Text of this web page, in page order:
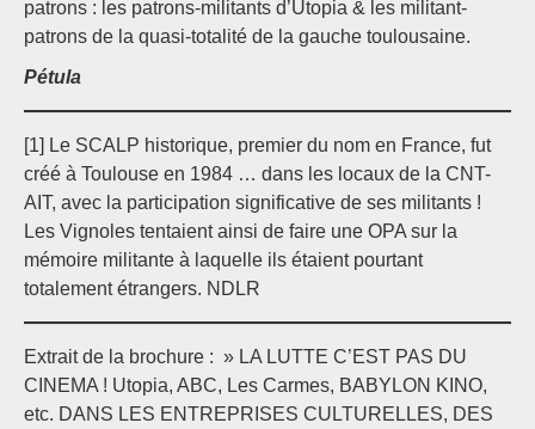
patrons : les patrons-militants d’Utopia & les militant-
patrons de la quasi-totalité de la gauche toulousaine.
Pétula
[1] Le SCALP historique, premier du nom en France, fut
créé à Toulouse en 1984 … dans les locaux de la CNT-
AIT, avec la participation significative de ses militants !
Les Vignoles tentaient ainsi de faire une OPA sur la
mémoire militante à laquelle ils étaient pourtant
totalement étrangers. NDLR
Extrait de la brochure : » LA LUTTE C’EST PAS DU
CINEMA ! Utopia, ABC, Les Carmes, BABYLON KINO,
etc. DANS LES ENTREPRISES CULTURELLES, DES